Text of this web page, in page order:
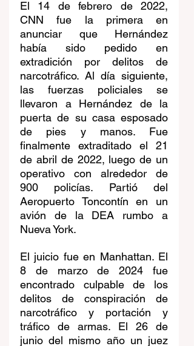
El 14 de febrero de 2022,
CNN fue la primera en
anunciar que Hernández
había sido pedido en
extradición por delitos de
narcotráfico. Al día siguiente,
las fuerzas policiales se
llevaron a Hernández de la
puerta de su casa esposado
de pies y manos. Fue
finalmente extraditado el 21
de abril de 2022, luego de un
operativo con alrededor de
900 policías. Partió del
Aeropuerto Toncontín en un
avión de la DEA rumbo a
Nueva York.
El juicio fue en Manhattan. El
8 de marzo de 2024 fue
encontrado culpable de los
delitos de conspiración de
narcotráfico y portación y
tráfico de armas. El 26 de
junio del mismo año un juez